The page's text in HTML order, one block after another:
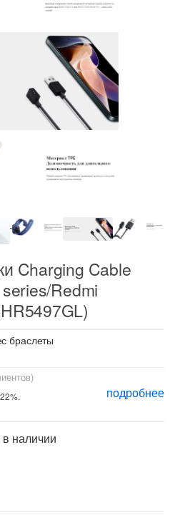
Charging Cable
Redmi
браслеты
подробнее
наличии